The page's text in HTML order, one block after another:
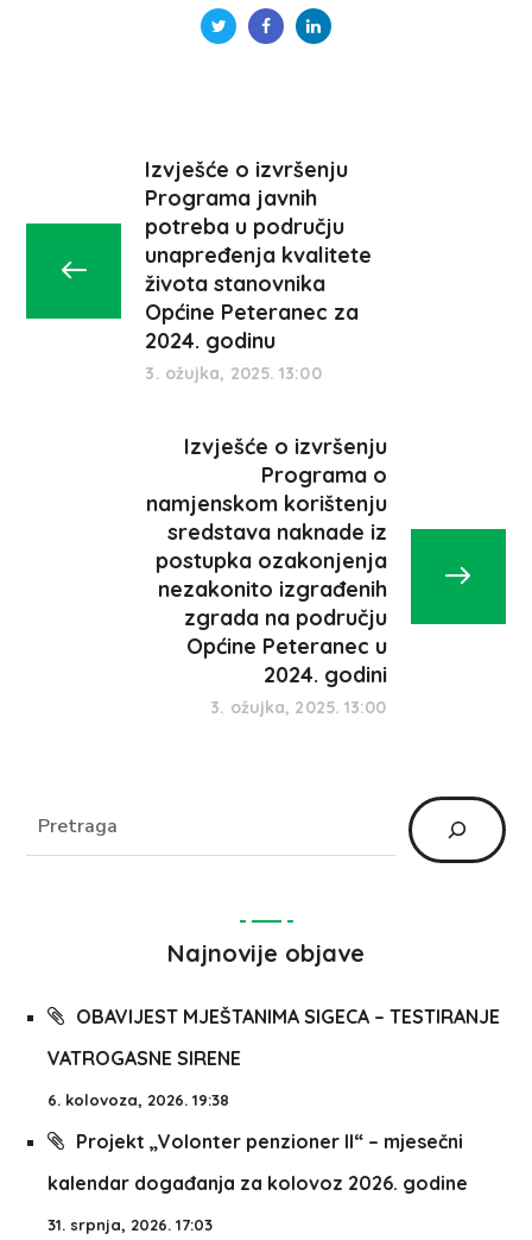
Izvješće o izvršenju
Programa javnih
potreba u području
unapređenja kvalitete
života stanovnika
Općine Peteranec za
2024. godinu
3. ožujka, 2025. 13:00
Izvješće o izvršenju
Programa o
namjenskom korištenju
sredstava naknade iz
postupka ozakonjenja
nezakonito izgrađenih
zgrada na području
Općine Peteranec u
2024. godini
3. ožujka, 2025. 13:00
Najnovije objave
OBAVIJEST MJEŠTANIMA SIGECA – TESTIRANJE
VATROGASNE SIRENE
6. kolovoza, 2026. 19:38
Projekt „Volonter penzioner II“ – mjesečni
kalendar događanja za kolovoz 2026. godine
31. srpnja, 2026. 17:03